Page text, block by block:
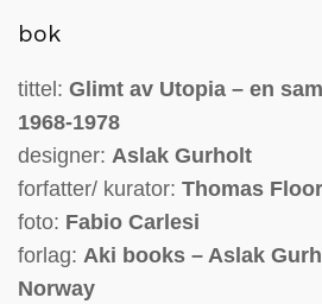
bok
tittel: Glimt av Utopia – en
1968-1978
designer: Aslak Gurholt
forfatter/ kurator: Thomas
foto: Fabio Carlesi
forlag: Aki books – Aslak
Norway